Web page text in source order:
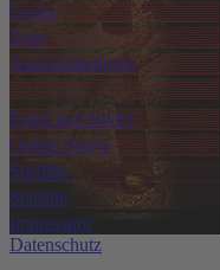
Lyrics
Tour
Auszeichnungen
Fotos und Bilder
Online Spiele
Surftips
Statistik
Impressum
Datenschutz